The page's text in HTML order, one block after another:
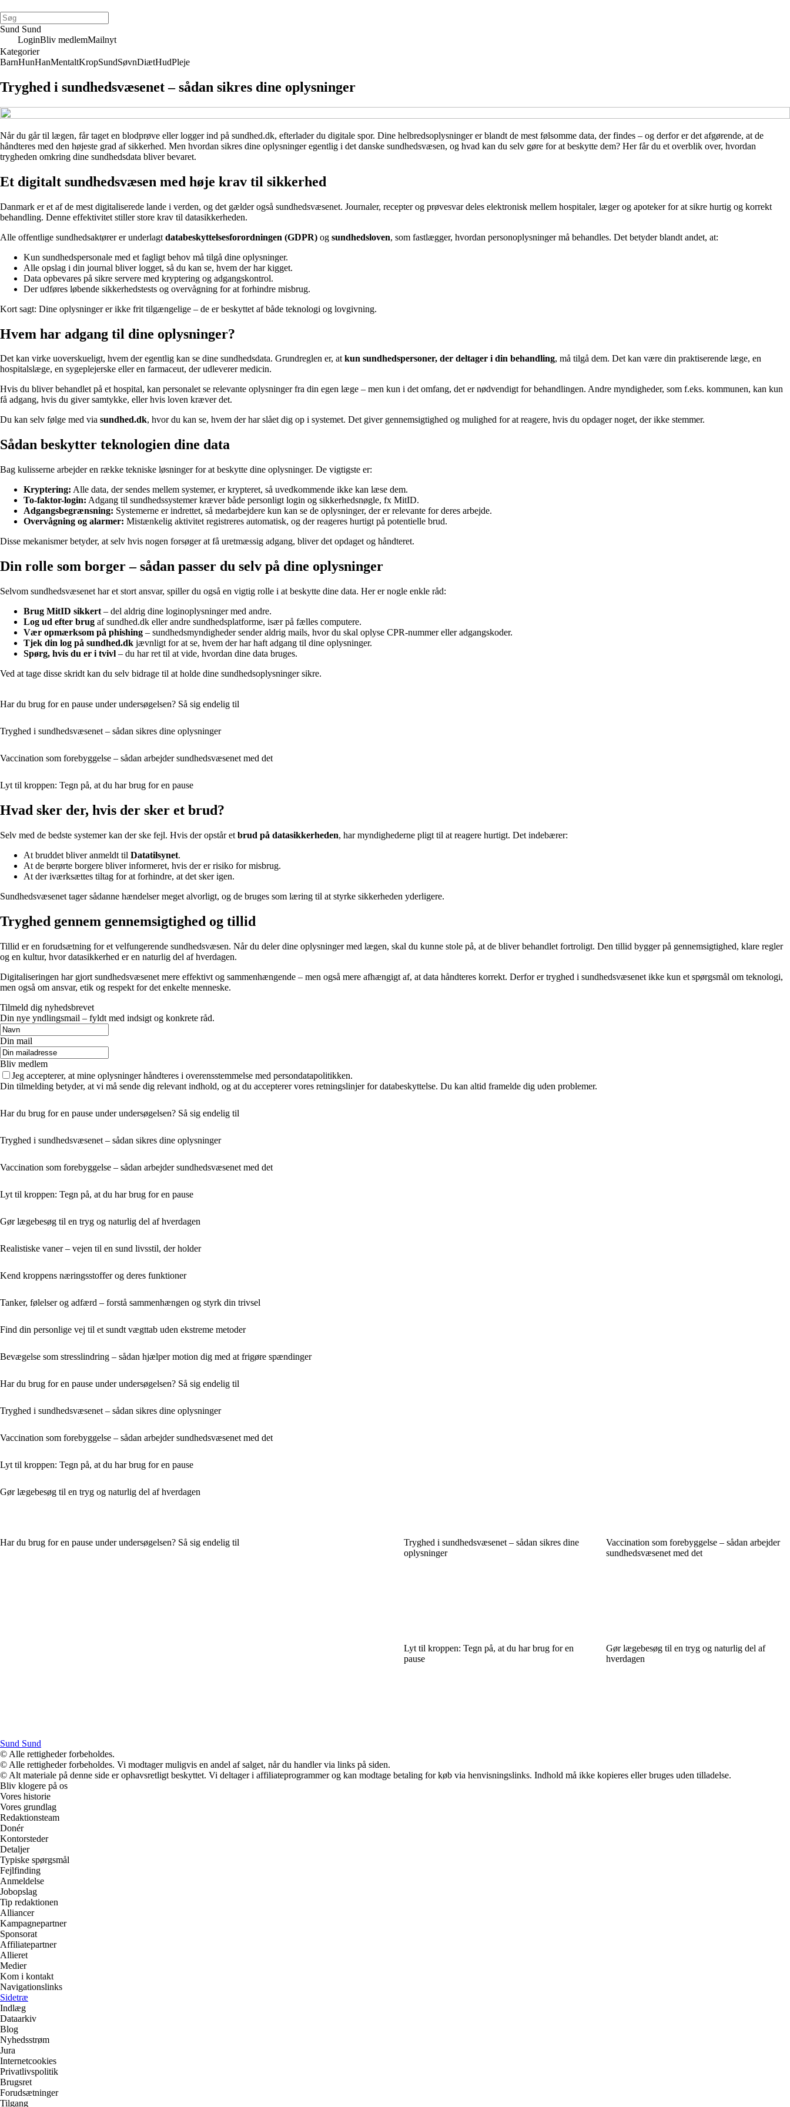
Sund Sund
LoginBliv medlemMailnyt
Kategorier
BarnHunHanMentaltKropSundSøvnDiætHudPleje
Tryghed i sundhedsvæsenet – sådan sikres dine oplysninger
Når du går til lægen, får taget en blodprøve eller logger ind på sundhed.dk, efterlader du digitale spor. Dine helbredsoplysninger er blandt de mest følsomme data, der findes – og derfor er det afgørende, at de
håndteres med den højeste grad af sikkerhed. Men hvordan sikres dine oplysninger egentlig i det danske sundhedsvæsen, og hvad kan du selv gøre for at beskytte dem? Her får du et overblik over, hvordan
trygheden omkring dine sundhedsdata bliver bevaret.
Et digitalt sundhedsvæsen med høje krav til sikkerhed
Danmark er et af de mest digitaliserede lande i verden, og det gælder også sundhedsvæsenet. Journaler, recepter og prøvesvar deles elektronisk mellem hospitaler, læger og apoteker for at sikre hurtig og korrekt
behandling. Denne effektivitet stiller store krav til datasikkerheden.
Alle offentlige sundhedsaktører er underlagt databeskyttelsesforordningen (GDPR) og sundhedsloven, som fastlægger, hvordan personoplysninger må behandles. Det betyder blandt andet, at:
Kun sundhedspersonale med et fagligt behov må tilgå dine oplysninger.
Alle opslag i din journal bliver logget, så du kan se, hvem der har kigget.
Data opbevares på sikre servere med kryptering og adgangskontrol.
Der udføres løbende sikkerhedstests og overvågning for at forhindre misbrug.
Kort sagt: Dine oplysninger er ikke frit tilgængelige – de er beskyttet af både teknologi og lovgivning.
Hvem har adgang til dine oplysninger?
Det kan virke uoverskueligt, hvem der egentlig kan se dine sundhedsdata. Grundreglen er, atkun sundhedspersoner, der deltager i din behandling, må tilgå dem. Det kan være din praktiserende læge, en
hospitalslæge, en sygeplejerske eller en farmaceut, der udleverer medicin.
Hvis du bliver behandlet på et hospital, kan personalet se relevante oplysninger fra din egen læge – men kun i det omfang, det er nødvendigt for behandlingen. Andre myndigheder, som f.eks. kommunen, kan kun
få adgang, hvis du giver samtykke, eller hvis loven kræver det.
Du kan selv følge med via sundhed.dk, hvor du kan se, hvem der har slået dig op i systemet. Det giver gennemsigtighed og mulighed for at reagere, hvis du opdager noget, der ikke stemmer.
Sådan beskytter teknologien dine data
Bag kulisserne arbejder en række tekniske løsninger for at beskytte dine oplysninger. De vigtigste er:
Kryptering: Alle data, der sendes mellem systemer, er krypteret, så uvedkommende ikke kan læse dem.
To-faktor-login: Adgang til sundhedssystemer kræver både personligt login og sikkerhedsnøgle, fx MitID.
Adgangsbegrænsning: Systemerne er indrettet, så medarbejdere kun kan se de oplysninger, der er relevante for deres arbejde.
Overvågning og alarmer: Mistænkelig aktivitet registreres automatisk, og der reageres hurtigt på potentielle brud.
Disse mekanismer betyder, at selv hvis nogen forsøger at få uretmæssig adgang, bliver det opdaget og håndteret.
Din rolle som borger – sådan passer du selv på dine oplysninger
Selvom sundhedsvæsenet har et stort ansvar, spiller du også en vigtig rolle i at beskytte dine data. Her er nogle enkle råd:
Brug MitID sikkert – del aldrig dine loginoplysninger med andre.
Log ud efter brug af sundhed.dk eller andre sundhedsplatforme, især på fælles computere.
Vær opmærksom på phishing – sundhedsmyndigheder sender aldrig mails, hvor du skal oplyse CPR-nummer eller adgangskoder.
Tjek din log på sundhed.dk jævnligt for at se, hvem der har haft adgang til dine oplysninger.
Spørg, hvis du er i tvivl – du har ret til at vide, hvordan dine data bruges.
Ved at tage disse skridt kan du selv bidrage til at holde dine sundhedsoplysninger sikre.
Har du brug for en pause under undersøgelsen? Så sig endelig til
Tryghed i sundhedsvæsenet – sådan sikres dine oplysninger
Vaccination som forebyggelse – sådan arbejder sundhedsvæsenet med det
Lyt til kroppen: Tegn på, at du har brug for en pause
Hvad sker der, hvis der sker et brud?
Selv med de bedste systemer kan der ske fejl. Hvis der opstår et brud på datasikkerheden, har myndighederne pligt til at reagere hurtigt. Det indebærer:
At bruddet bliver anmeldt til Datatilsynet.
At de berørte borgere bliver informeret, hvis der er risiko for misbrug.
At der iværksættes tiltag for at forhindre, at det sker igen.
Sundhedsvæsenet tager sådanne hændelser meget alvorligt, og de bruges som læring til at styrke sikkerheden yderligere.
Tryghed gennem gennemsigtighed og tillid
Tillid er en forudsætning for et velfungerende sundhedsvæsen. Når du deler dine oplysninger med lægen, skal du kunne stole på, at de bliver behandlet fortroligt. Den tillid bygger på gennemsigtighed, klare regler
og en kultur, hvor datasikkerhed er en naturlig del af hverdagen.
Digitaliseringen har gjort sundhedsvæsenet mere effektivt og sammenhængende – men også mere afhængigt af, at data håndteres korrekt. Derfor er tryghed i sundhedsvæsenet ikke kun et spørgsmål om teknologi,
men også om ansvar, etik og respekt for det enkelte menneske.
Tilmeld dig nyhedsbrevet
Din nye yndlingsmail – fyldt med indsigt og konkrete råd.
Din mail
Bliv medlem
Jeg accepterer, at mine oplysninger håndteres i overensstemmelse med persondatapolitikken.
Din tilmelding betyder, at vi må sende dig relevant indhold, og at du accepterer vores retningslinjer for databeskyttelse. Du kan altid framelde dig uden problemer.
Har du brug for en pause under undersøgelsen? Så sig endelig til
Tryghed i sundhedsvæsenet – sådan sikres dine oplysninger
Vaccination som forebyggelse – sådan arbejder sundhedsvæsenet med det
Lyt til kroppen: Tegn på, at du har brug for en pause
Gør lægebesøg til en tryg og naturlig del af hverdagen
Realistiske vaner – vejen til en sund livsstil, der holder
Kend kroppens næringsstoffer og deres funktioner
Tanker, følelser og adfærd – forstå sammenhængen og styrk din trivsel
Find din personlige vej til et sundt vægttab uden ekstreme metoder
Bevægelse som stresslindring – sådan hjælper motion dig med at frigøre spændinger
Har du brug for en pause under undersøgelsen? Så sig endelig til
Tryghed i sundhedsvæsenet – sådan sikres dine oplysninger
Vaccination som forebyggelse – sådan arbejder sundhedsvæsenet med det
Lyt til kroppen: Tegn på, at du har brug for en pause
Gør lægebesøg til en tryg og naturlig del af hverdagen
Har du brug for en pause under undersøgelsen? Så sig endelig til
Tryghed i sundhedsvæsenet – sådan sikres dine
oplysninger
Vaccination som forebyggelse – sådan arbejder
sundhedsvæsenet med det
Lyt til kroppen: Tegn på, at du har brug for en
pause
Gør lægebesøg til en tryg og naturlig del af
hverdagen
Sund Sund
© Alle rettigheder forbeholdes.
© Alle rettigheder forbeholdes. Vi modtager muligvis en andel af salget, når du handler via links på siden.
© Alt materiale på denne side er ophavsretligt beskyttet. Vi deltager i affiliateprogrammer og kan modtage betaling for køb via henvisningslinks. Indhold må ikke kopieres eller bruges uden tilladelse.
Bliv klogere på os
Vores historie
Vores grundlag
Redaktionsteam
Donér
Kontorsteder
Detaljer
Typiske spørgsmål
Fejlfinding
Anmeldelse
Jobopslag
Tip redaktionen
Alliancer
Kampagnepartner
Sponsorat
Affiliatepartner
Allieret
Medier
Kom i kontakt
Navigationslinks
Sidetræ
Indlæg
Dataarkiv
Blog
Nyhedsstrøm
Jura
Internetcookies
Privatlivspolitik
Brugsret
Forudsætninger
Tilgang